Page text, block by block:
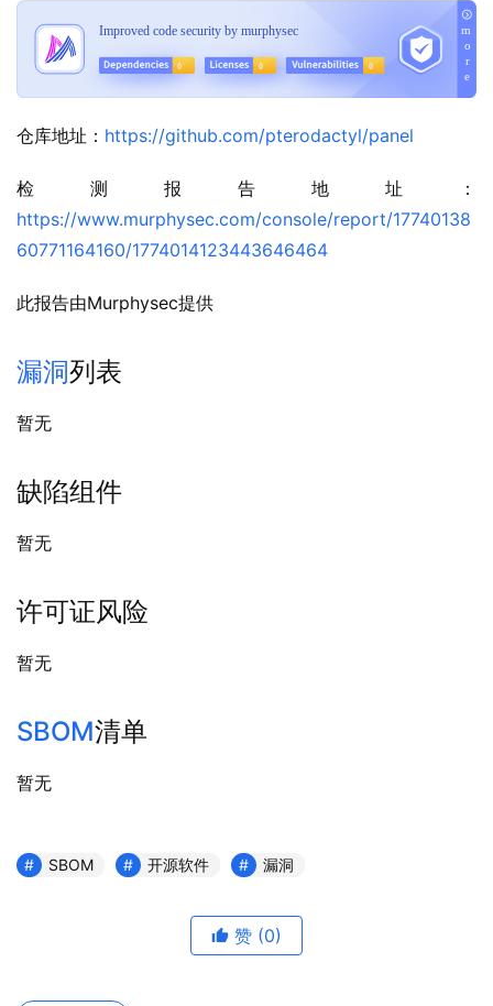
仓库地址： https://github.com/pterodactyl/panel
检测报告地址：
https://www.murphysec.com/console/report/17740138
60771164160/1774014123443646464
此报告由Murphysec提供
漏洞列表
暂无
缺陷组件
暂无
许可证风险
暂无
SBOM清单
暂无
SBOM 开源软件 漏洞
赞 (0)